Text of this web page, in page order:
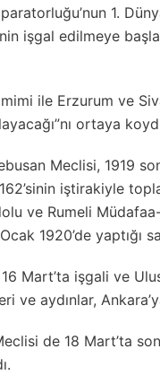
1.
işgal edilmeye
ile Erzurum ve
ortaya
Meclisi, 1919
iştirakiyle
ve Rumeli
1920’de yaptığı
16 Mart’ta işgali ve
ve aydınlar,
de 18 Mart’ta